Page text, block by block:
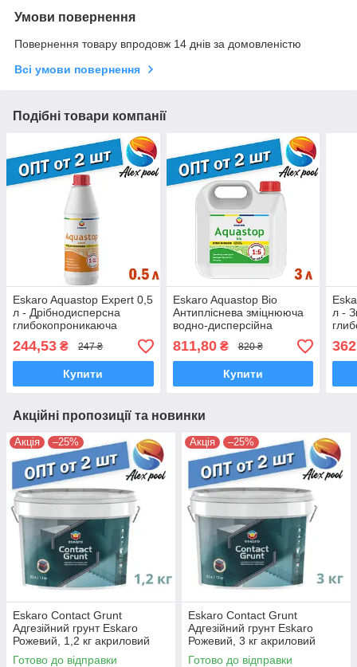
Умови повернення
Повернення товару впродовж 14 днів за домовленістю
Всі умови повернення
Подібні товари компанії
Eskaro Aquastop Expert 0,5
л - Дрібнодисперсна
глибокопроникаюча
грунтовка - концентрат
(1:12) Грунтовка
244,53 ₴ 247 ₴
Купити
Eskaro Aquastop Bio
Антипліснева зміцнююча
водно-дисперсійна
грунтовка-концентрат 3 л
811,80₴ 820 ₴
Купити
л -
Акційні пропозиції та новинки
Акція –25%
Eskaro Contact Grunt
Адгезійний грунт Eskaro
Рожевий, 1,2 кг акриловий
грунт з мінеральним
Готово до відправки
Акція –25%
Eskaro Contact Grunt
Адгезійний грунт Eskaro
Рожевий, 3 кг акриловий
грунт з мінеральним
Готово до відправки